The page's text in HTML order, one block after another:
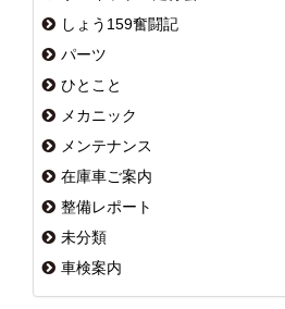
しょう159奮闘記
パーツ
ひとこと
メカニック
メンテナンス
在庫車ご案内
整備レポート
未分類
車検案内